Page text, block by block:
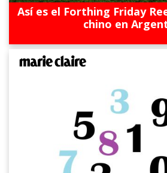
Así es el Forthing Friday
chino en